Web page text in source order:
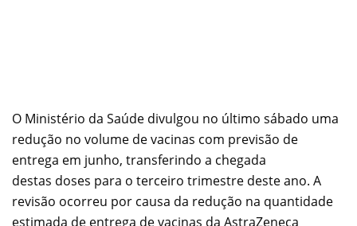
O Ministério da Saúde divulgou no último sábado uma
redução no volume de vacinas com previsão de
entrega em junho, transferindo a chegada
destas doses para o terceiro trimestre deste ano. A
revisão ocorreu por causa da redução na quantidade
estimada de entrega de vacinas da AstraZeneca